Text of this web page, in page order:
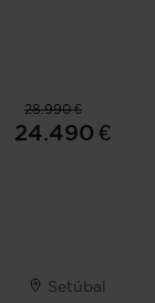
28.990 €
24.490 €
Setúbal